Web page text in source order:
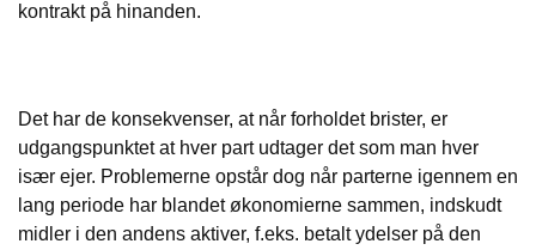
kontrakt på hinanden.
Det har de konsekvenser, at når forholdet brister, er
udgangspunktet at hver part udtager det som man hver
især ejer. Problemerne opstår dog når parterne igennem en
lang periode har blandet økonomierne sammen, indskudt
midler i den andens aktiver, f.eks. betalt ydelser på den